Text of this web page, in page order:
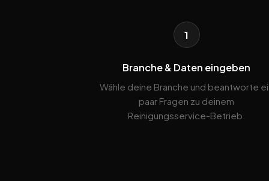
1
Branche & Daten eingeben
Wähle deine Branche und beantworte
paar Fragen zu deinem
Reinigungsservice-Betrieb.